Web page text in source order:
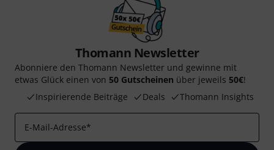
Thomann Newsletter
Abonniere den Thomann Newsletter und gewinne mit
etwas Glück einen von 50 Gutscheinen über jeweils 50€!
Inspirierende Beiträge
Deals Thomann Insights
E-Mail-Adresse*